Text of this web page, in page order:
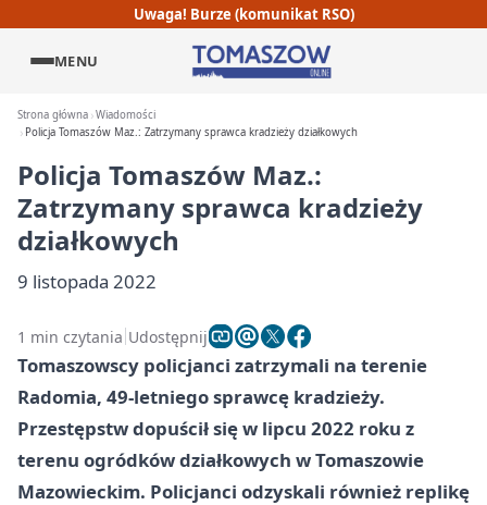
Uwaga! Burze (komunikat RSO)
MENU
Strona główna Wiadomości
Policja Tomaszów Maz.: Zatrzymany sprawca kradzieży działkowych
Policja Tomaszów Maz.:
Zatrzymany sprawca kradzieży
działkowych
9 listopada 2022
1 min czytania Udostępnij
Tomaszowscy policjanci zatrzymali na terenie
Radomia, 49-letniego sprawcę kradzieży.
Przestępstw dopuścił się w lipcu 2022 roku z
terenu ogródków działkowych w Tomaszowie
Mazowieckim. Policjanci odzyskali również replikę